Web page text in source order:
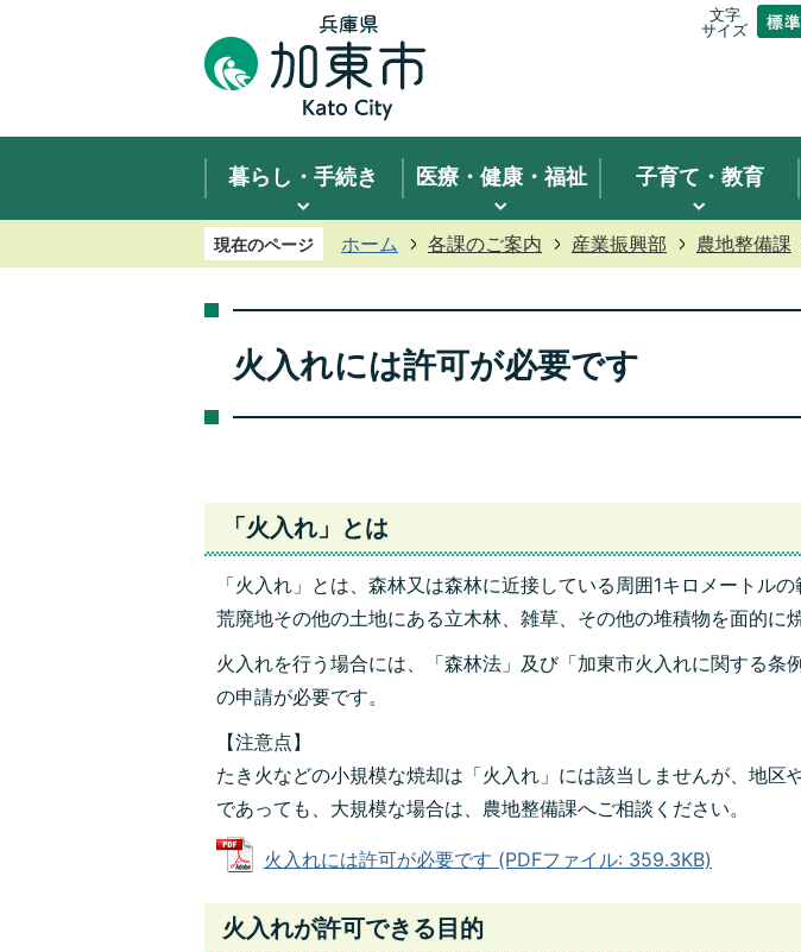
文字
サイズ
暮らし・手続き 医療・健康・福祉 子育て・教育
現在のページ ホーム 各課のご案内 産業振興部 農地整備課
火入れには許可が必要です
「火入れ」とは
「火入れ」とは、森林又は森林に近接している周囲1キロメートルの
荒廃地その他の土地にある立木林、雑草、その他の堆積物を面的に
火入れを行う場合には、「森林法」及び「加東市火入れに関する条
の申請が必要です。
【注意点】
たき火などの小規模な焼却は「火入れ」には該当しませんが、地区
であっても、大規模な場合は、農地整備課へご相談ください。
火入れには許可が必要です (PDFファイル: 359.3KB)
火入れが許可できる目的